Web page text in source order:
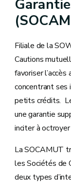
Filiale de la
Cautions
favoriser
concentrant
petits crédits.
une garantie
inciter à
La SOCAMUT
les Sociétés de
deux types